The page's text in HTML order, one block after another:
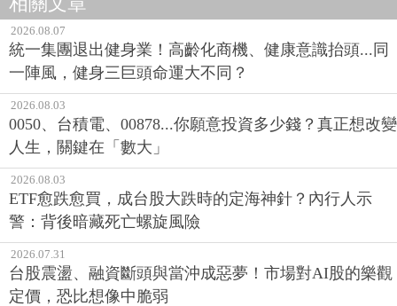
2026.08.07
統一集團退出健身業！高齡化商機、健康意識抬頭...同
一陣風，健身三巨頭命運大不同？
2026.08.03
0050、台積電、00878...你願意投資多少錢？真正想改變
人生，關鍵在「數大」
2026.08.03
ETF愈跌愈買，成台股大跌時的定海神針？內行人示
警：背後暗藏死亡螺旋風險
2026.07.31
台股震盪、融資斷頭與當沖成惡夢！市場對AI股的樂觀
定價，恐比想像中脆弱